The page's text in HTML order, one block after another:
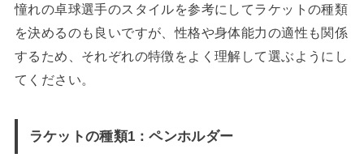
憧れの卓球選手のスタイルを参考にしてラケットの種類
を決めるのも良いですが、性格や身体能力の適性も関係
するため、それぞれの特徴をよく理解して選ぶようにし
てください。
ラケットの種類1：ペンホルダー